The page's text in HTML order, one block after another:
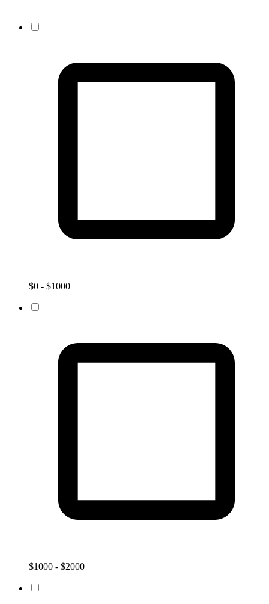
$0 - $1000
$1000 - $2000